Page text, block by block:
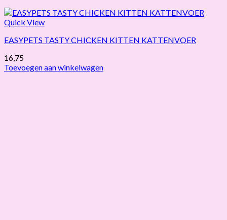
Quick View
EASYPETS TASTY CHICKEN KITTEN KATTENVOER
16,75
Toevoegen aan winkelwagen